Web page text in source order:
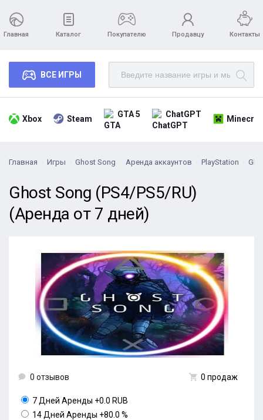
Главная Каталог Покупателю Продавцу Контакты
ВСЕ ИГРЫ
Xbox Steam GTA 5 ChatGPT
Главная Игры Ghost Song Аренда аккаунтов PlayStation
Ghost Song (PS4/PS5/RU)
(Аренда от 7 дней)
0 отзывов 0 продаж
7 Дней Аренды +0.0 RUB
14 Дней Аренды +80.0 %